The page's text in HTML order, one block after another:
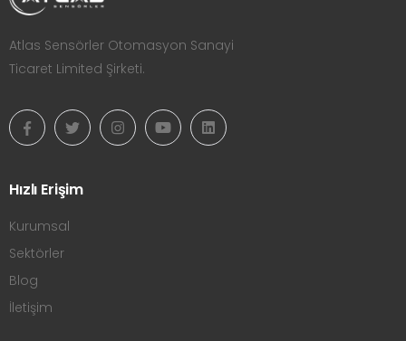
Atlas Sensörler Otomasyon Sanayi
Ticaret Limited Şirketi.
Hızlı Erişim
Kurumsal
Sektörler
Blog
İletişim